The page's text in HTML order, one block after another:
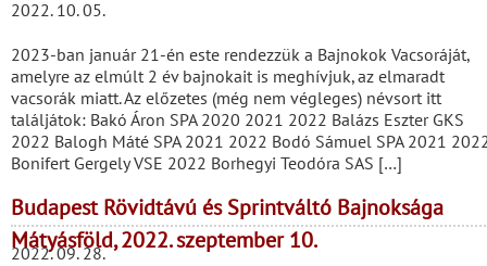
2022. 10. 05.
2023-ban január 21-én este rendezzük a Bajnokok Vacsoráját,
amelyre az elmúlt 2 év bajnokait is meghívjuk, az elmaradt
vacsorák miatt. Az előzetes (még nem végleges) névsort itt
találjátok: Bakó Áron SPA 2020 2021 2022 Balázs Eszter GKS
2022 Balogh Máté SPA 2021 2022 Bodó Sámuel SPA 2021
Bonifert Gergely VSE 2022 Borhegyi Teodóra SAS […]
Budapest Rövidtávú és Sprintváltó Bajnoksága
Mátyásföld, 2022. szeptember 10.
2022. 09. 28.